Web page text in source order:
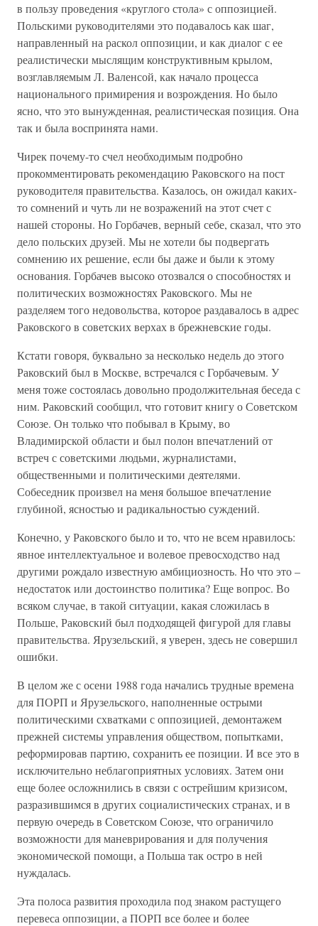
в пользу проведения «круглого стола» с оппозицией.
Польскими руководителями это подавалось как шаг,
направленный на раскол оппозиции, и как диалог с ее
реалистически мыслящим конструктивным крылом,
возглавляемым Л. Валенсой, как начало процесса
национального примирения и возрождения. Но было
ясно, что это вынужденная, реалистическая позиция. Она
так и была воспринята нами.
Чирек почему-то счел необходимым подробно
прокомментировать рекомендацию Раковского на пост
руководителя правительства. Казалось, он ожидал каких-
то сомнений и чуть ли не возражений на этот счет с
нашей стороны. Но Горбачев, верный себе, сказал, что это
дело польских друзей. Мы не хотели бы подвергать
сомнению их решение, если бы даже и были к этому
основания. Горбачев высоко отозвался о способностях и
политических возможностях Раковского. Мы не
разделяем того недовольства, которое раздавалось в адрес
Раковского в советских верхах в брежневские годы.
Кстати говоря, буквально за несколько недель до этого
Раковский был в Москве, встречался с Горбачевым. У
меня тоже состоялась довольно продолжительная беседа с
ним. Раковский сообщил, что готовит книгу о Советском
Союзе. Он только что побывал в Крыму, во
Владимирской области и был полон впечатлений от
встреч с советскими людьми, журналистами,
общественными и политическими деятелями.
Собеседник произвел на меня большое впечатление
глубиной, ясностью и радикальностью суждений.
Конечно, у Раковского было и то, что не всем нравилось:
явное интеллектуальное и волевое превосходство над
другими рождало известную амбициозность. Но что это –
недостаток или достоинство политика? Еще вопрос. Во
всяком случае, в такой ситуации, какая сложилась в
Польше, Раковский был подходящей фигурой для главы
правительства. Ярузельский, я уверен, здесь не совершил
ошибки.
В целом же с осени 1988 года начались трудные времена
для ПОРП и Ярузельского, наполненные острыми
политическими схватками с оппозицией, демонтажем
прежней системы управления обществом, попытками,
реформировав партию, сохранить ее позиции. И все это в
исключительно неблагоприятных условиях. Затем они
еще более осложнились в связи с острейшим кризисом,
разразившимся в других социалистических странах, и в
первую очередь в Советском Союзе, что ограничило
возможности для маневрирования и для получения
экономической помощи, а Польша так остро в ней
нуждалась.
Эта полоса развития проходила под знаком растущего
перевеса оппозиции, а ПОРП все более и более